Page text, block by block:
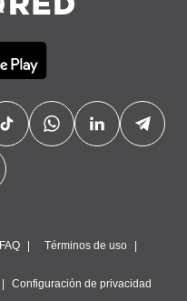
FAQ Términos de uso
Configuración de privacidad